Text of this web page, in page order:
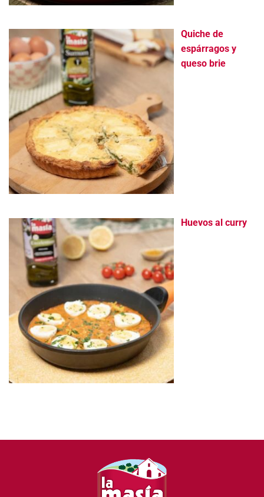
Quiche de
espárragos y
queso brie
Huevos al curry